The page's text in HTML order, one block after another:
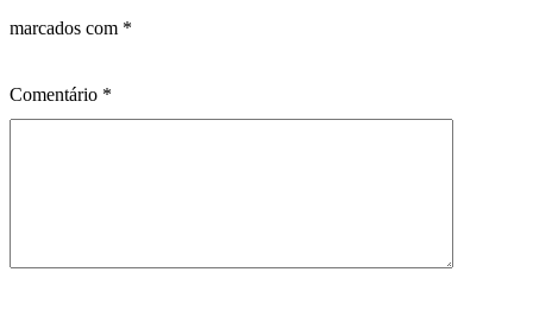
marcados com *
Comentário *